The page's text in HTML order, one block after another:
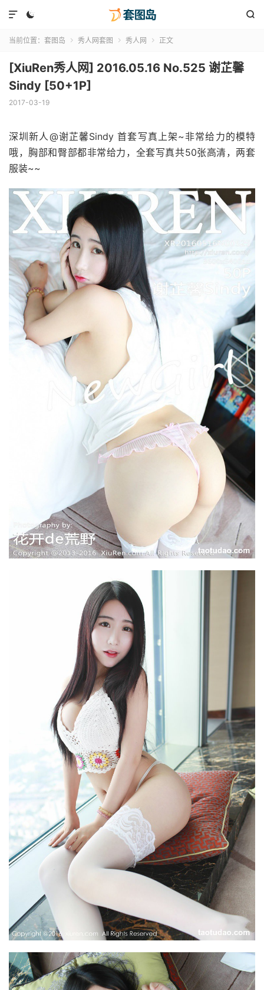
 

当前位置： 套图岛  秀人网套图  秀人网  正文
[XiuRen秀人网] 2016.05.16 No.525 谢芷馨
Sindy [50+1P]
2017-03-19
深圳新人@谢芷馨Sindy 首套写真上架~非常给力的模特
哦，胸部和臀部都非常给力，全套写真共50张高清，两套
服装~~